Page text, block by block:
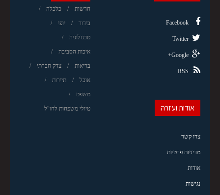
חדשות כלכלה
בידור יופי
טכנולוגיה
איכות הסביבה
בריאות צדק חברתי
אוכל תיירות
משפט
טיולי משפחות לחו"ל
Facebook
Twitter
Google+
RSS
אודות ועזרה
צרו קשר
מדיניות פרטיות
אודות
נגישות